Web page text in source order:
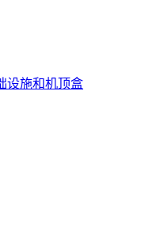
设施和机顶盒